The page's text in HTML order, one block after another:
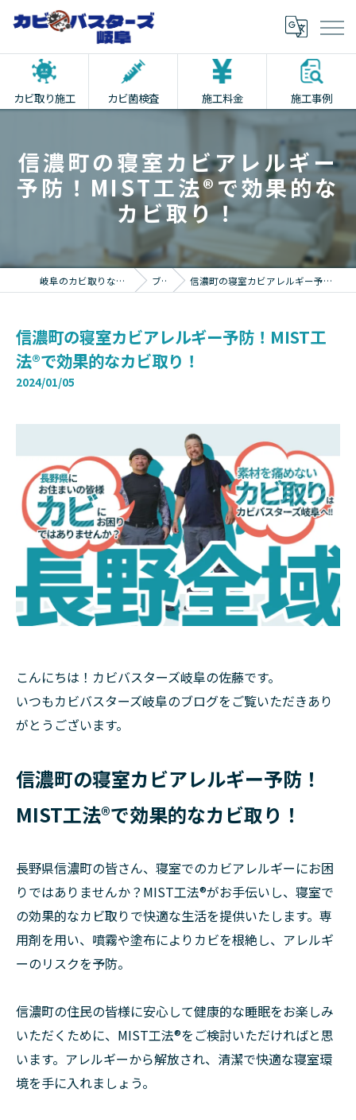
カビ取り施工 カビ菌検査 施工料金 施工事例
信濃町の寝室カビアレルギー
予防！MIST工法®で効果的な
カビ取り！
岐阜のカビ取りならカビバスターズ岐阜 ブログ 信濃町の寝室カビアレルギー予防！MIST工法®で効果的なカビ取り！
信濃町の寝室カビアレルギー予防！MIST工
法®で効果的なカビ取り！
2024/01/05
こんにちは！カビバスターズ岐阜の佐藤です。
いつもカビバスターズ岐阜のブログをご覧いただきあり
がとうございます。
信濃町の寝室カビアレルギー予防！
MIST工法®で効果的なカビ取り！
長野県信濃町の皆さん、寝室でのカビアレルギーにお困
りではありませんか？MIST工法®がお手伝いし、寝室で
の効果的なカビ取りで快適な生活を提供いたします。専
用剤を用い、噴霧や塗布によりカビを根絶し、アレルギ
ーのリスクを予防。
信濃町の住民の皆様に安心して健康的な睡眠をお楽しみ
いただくために、MIST工法®をご検討いただければと思
います。アレルギーから解放され、清潔で快適な寝室環
境を手に入れましょう。